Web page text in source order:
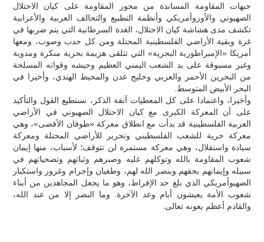
جبهات المقاومة المساندة من محور المقاومة على كيان الاحتلال
الصهيوني والأوروأمريكي وأنظمة التطبيع والتحالف العربية والأعرابية
تكشف مدى هشاشة كيان الاحتلال، الغدة السرطانية التي يتم ضربها في
غزة وبقية الأراضي الفلسطينية المحتلة ومن كل حدب وصوب، ومعها
أمريكا «الإمبراطورية البحرية» التي تتلقى هزيمة بحرية منكرة ومدوية
وغير مسبوقة على يد الشعب اليمني العظيم وجيشه وقواته المسلحة
من البحرين الأحمر والعربي وخليج عدن والمحيط الهندي، وأخيرا في
البحر الأبيض المتوسط.
وأخيرا، واعتمادا على كل المعطيات آنفة الذكر، نستطيع القول والتأكيد
على أن المعركة الكبرى مع كيان الاحتلال الصهيوني في الأراضي
العربية الفلسطينية قد بدأت مع انطلاق معركة «طوفان الأقصى»، وهي
معركة حرية للشعب الفلسطيني وتحرير للأراضي المحتلة ومعركة
سيادة واستقلال، وهي معركة مستمرة لن تتوقف؛ لأسباب، منها إيمان
شعوب المقاومة بالله وتوكلهم عليه وصبرهم وثباتهم وتضحياتهم في
سبيله وإيمانهم بحقهم وبنصر الله لهم، وطغيان وإجرام وغرور واستكبار
الصهيوأمريكي الذي بلغ حد الإفراط، وهو ما يجعل المجاهدين من أبناء
شعوب الأمة يعيشون أيام وعد الآخرة. وما النصر إلا من عند الله،
والقادم أعظم بعونه تعالى.